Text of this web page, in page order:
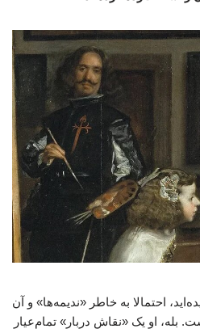
احتمالا به خاطر «ندیمه‌ها» و آن
بله، او یک «نقاش دربار» تمام‌عیار